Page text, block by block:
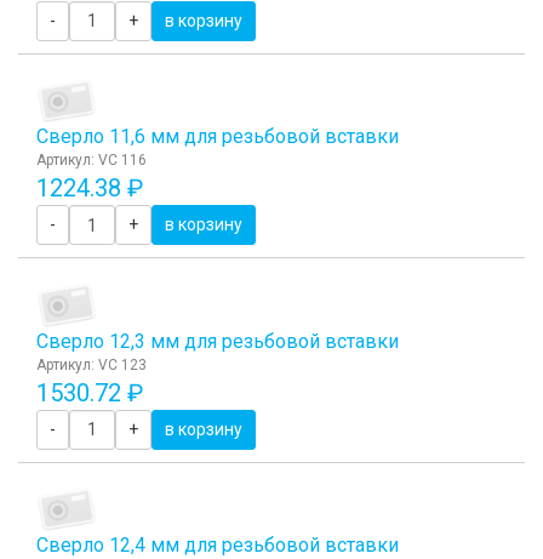
- + в корзину
Сверло 11,6 мм для резьбовой вставки
Артикул: VC 116
1224.38 ₽
- + в корзину
Сверло 12,3 мм для резьбовой вставки
Артикул: VC 123
1530.72 ₽
- + в корзину
Сверло 12,4 мм для резьбовой вставки